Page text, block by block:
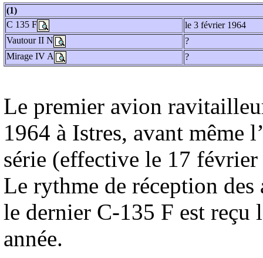
(1)
C 135 F
le 3 février 1964
Vautour II N
?
Mirage IV A
?
Le premier avion
1964 à Istres, avant même
série (effective le 17
Le rythme de réception des
le dernier C-135 F est reçu
année.